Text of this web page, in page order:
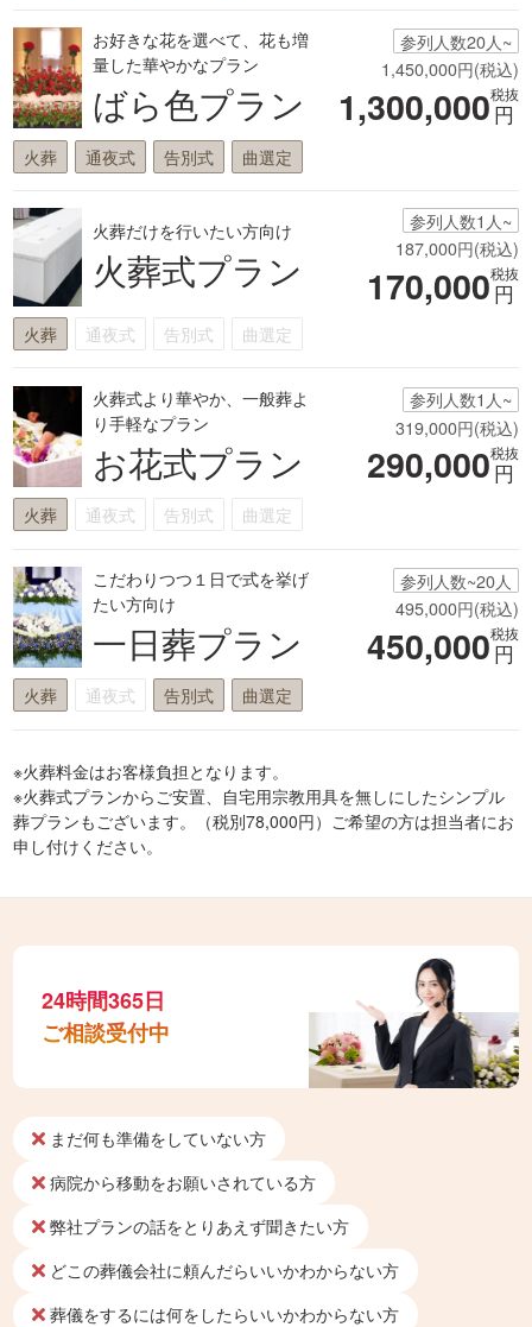
お好きな花を選べて、花も増
量した華やかなプラン
ばら色プラン
参列人数20人~
1,450,000円(税込)
1,300,000税抜
円
火葬 通夜式 告別式 曲選定
火葬だけを行いたい方向け
火葬式プラン
参列人数1人~
187,000円(税込)
170,000税抜
円
火葬 通夜式 告別式 曲選定
火葬式より華やか、一般葬よ
り手軽なプラン
お花式プラン
参列人数1人~
319,000円(税込)
290,000税抜
円
火葬 通夜式 告別式 曲選定
こだわりつつ１日で式を挙げ
たい方向け
一日葬プラン
参列人数~20人
495,000円(税込)
450,000税抜
円
火葬 通夜式 告別式 曲選定
※火葬料金はお客様負担となります。
※火葬式プランからご安置、自宅用宗教用具を無しにしたシンプル
葬プランもございます。（税別78,000円）ご希望の方は担当者にお
申し付けください。
24時間365日
ご相談受付中
まだ何も準備をしていない方
病院から移動をお願いされている方
弊社プランの話をとりあえず聞きたい方
どこの葬儀会社に頼んだらいいかわからない方
葬儀をするには何をしたらいいかわからない方